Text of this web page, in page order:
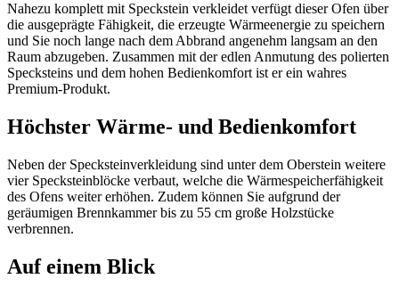
Nahezu komplett mit Speckstein verkleidet verfügt dieser Ofen über
die ausgeprägte Fähigkeit, die erzeugte Wärmeenergie zu speichern
und Sie noch lange nach dem Abbrand angenehm langsam an den
Raum abzugeben. Zusammen mit der edlen Anmutung des polierten
Specksteins und dem hohen Bedienkomfort ist er ein wahres
Premium-Produkt.
Höchster Wärme- und Bedienkomfort
Neben der Specksteinverkleidung sind unter dem Oberstein weitere
vier Specksteinblöcke verbaut, welche die Wärmespeicherfähigkeit
des Ofens weiter erhöhen. Zudem können Sie aufgrund der
geräumigen Brennkammer bis zu 55 cm große Holzstücke
verbrennen.
Auf einem Blick